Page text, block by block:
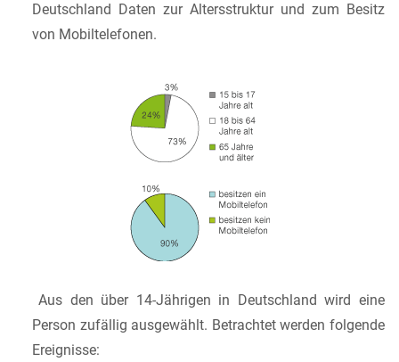
Deutschland Daten zur Altersstruktur und zum Besitz
von Mobiltelefonen.
Aus den über 14-Jährigen in Deutschland wird eine
Person zufällig ausgewählt. Betrachtet werden folgende
Ereignisse: